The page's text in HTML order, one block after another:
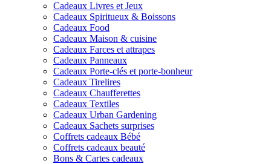
Cadeaux Livres et Jeux
Cadeaux Spiritueux & Boissons
Cadeaux Food
Cadeaux Maison & cuisine
Cadeaux Farces et attrapes
Cadeaux Panneaux
Cadeaux Porte-clés et porte-bonheur
Cadeaux Tirelires
Cadeaux Chaufferettes
Cadeaux Textiles
Cadeaux Urban Gardening
Cadeaux Sachets surprises
Coffrets cadeaux Bébé
Coffrets cadeaux beauté
Bons & Cartes cadeaux